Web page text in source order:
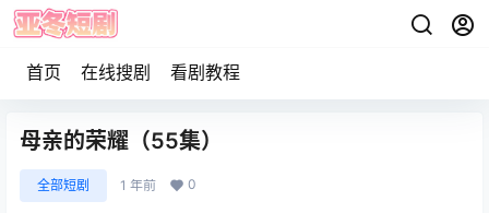
首页 在线搜剧 看剧教程
母亲的荣耀（55集）
全部短剧 1 年前 0